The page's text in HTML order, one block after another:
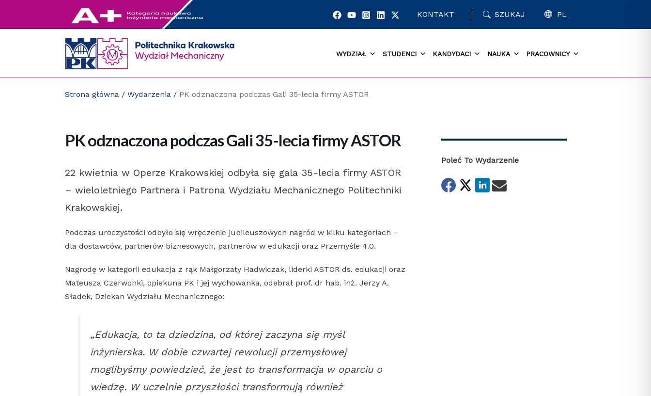
KONTAKT SZUKAJ PL
WYDZIAŁ STUDENCI KANDYDACI NAUKA PRACOWNICY
Strona główna /Wydarzenia / PK odznaczona podczas Gali 35-lecia firmy ASTOR
PK odznaczona podczas Gali 35-lecia firmy ASTOR
22 kwietnia w Operze Krakowskiej odbyła się gala 35-lecia firmy ASTOR
– wieloletniego Partnera i Patrona Wydziału Mechanicznego Politechniki
Krakowskiej.
Podczas uroczystości odbyło się wręczenie jubileuszowych nagród w kilku kategoriach –
dla dostawców, partnerów biznesowych, partnerów w edukacji oraz Przemyśle 4.0.
Nagrodę w kategorii edukacja z rąk Małgorzaty Hadwiczak, liderki ASTOR ds. edukacji oraz
Mateusza Czerwonki, opiekuna PK i jej wychowanka, odebrał prof. dr hab. inż. Jerzy A.
Sładek, Dziekan Wydziału Mechanicznego:
„Edukacja, to ta dziedzina, od której zaczyna się myśl
inżynierska. W dobie czwartej rewolucji przemysłowej
moglibyśmy powiedzieć, że jest to transformacja w oparciu o
wiedzę. W uczelnie przyszłości transformują również
Poleć To Wydarzenie